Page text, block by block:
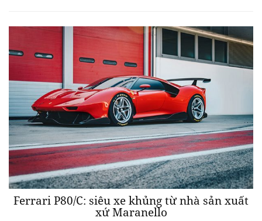
Ferrari P80/C: siêu xe khủng từ ​​nhà sản xuất
xứ Maranello